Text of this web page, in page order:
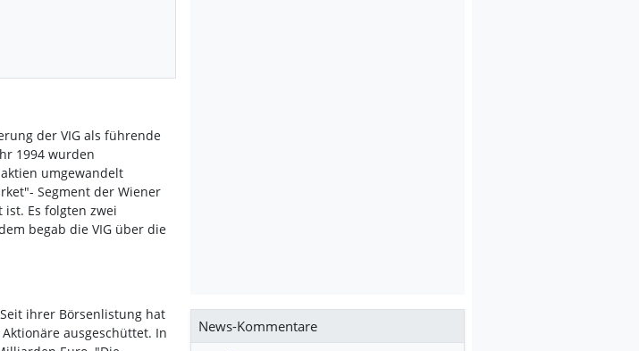
der VIG als führende
1994 wurden
umgewandelt
Segment der Wiener
ist. Es folgten zwei
begab die VIG über die
ihrer Börsenlistung hat
ausgeschüttet. In
News-Kommentare